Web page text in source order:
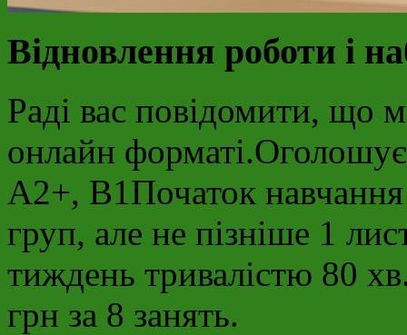
Відновлення роботи і
Раді вас повідомити, що
онлайн
А2+, В1Початок
груп, але не пізніше 1
тиждень тривалістю 80
грн за 8 занять.